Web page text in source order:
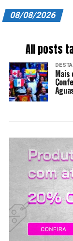
ASSINE
CARRINHO
EDITORIAL
EXPEDIENTE
FINALIZAR COMPRA
HOME
LANÇAMENTOS
08/08/2026
All posts
Mais